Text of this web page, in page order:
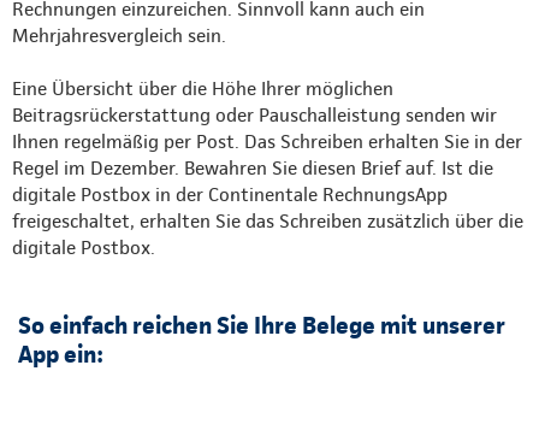
Rechnungen einzureichen. Sinnvoll kann auch ein
Mehrjahresvergleich sein.
Eine Übersicht über die Höhe Ihrer möglichen
Beitragsrückerstattung oder Pauschalleistung senden wir
Ihnen regelmäßig per Post. Das Schreiben erhalten Sie in der
Regel im Dezember. Bewahren Sie diesen Brief auf. Ist die
digitale Postbox in der Continentale RechnungsApp
freigeschaltet, erhalten Sie das Schreiben zusätzlich über die
digitale Postbox.
So einfach reichen Sie Ihre Belege mit unserer
App ein: